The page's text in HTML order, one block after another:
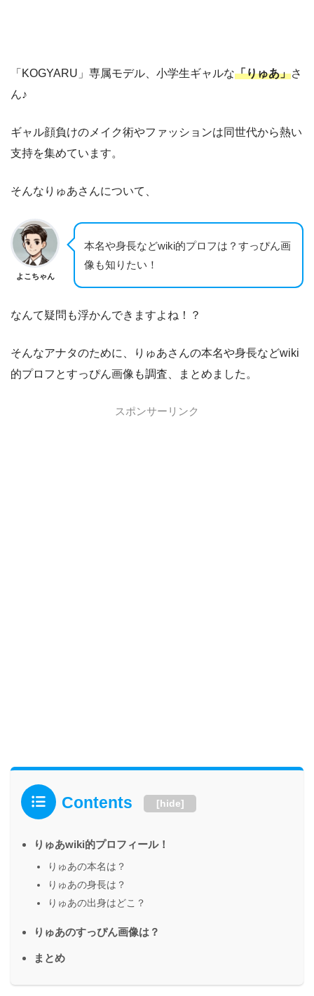
「KOGYARU」専属モデル、小学生ギャルな「りゅあ」さ
ん♪
ギャル顔負けのメイク術やファッションは同世代から熱い
支持を集めています。
そんなりゅあさんについて、
よこちゃん
本名や身長などwiki的プロフは？すっぴん画
像も知りたい！
なんて疑問も浮かんできますよね！？
そんなアナタのために、りゅあさんの本名や身長などwiki
的プロフとすっぴん画像も調査、まとめました。
スポンサーリンク
Contents [hide]
りゅあwiki的プロフィール！
りゅあの本名は？
りゅあの身長は？
りゅあの出身はどこ？
りゅあのすっぴん画像は？
まとめ